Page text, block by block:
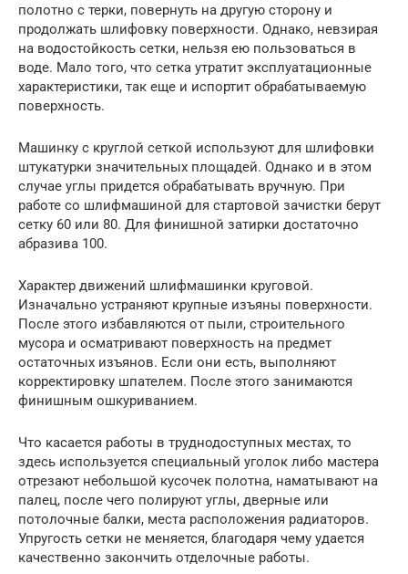
полотно с терки, повернуть на другую сторону и
продолжать шлифовку поверхности. Однако, невзирая
на водостойкость сетки, нельзя ею пользоваться в
воде. Мало того, что сетка утратит эксплуатационные
характеристики, так еще и испортит обрабатываемую
поверхность.
Машинку с круглой сеткой используют для шлифовки
штукатурки значительных площадей. Однако и в этом
случае углы придется обрабатывать вручную. При
работе со шлифмашиной для стартовой зачистки берут
сетку 60 или 80. Для финишной затирки достаточно
абразива 100.
Характер движений шлифмашинки круговой.
Изначально устраняют крупные изъяны поверхности.
После этого избавляются от пыли, строительного
мусора и осматривают поверхность на предмет
остаточных изъянов. Если они есть, выполняют
корректировку шпателем. После этого занимаются
финишным ошкуриванием.
Что касается работы в труднодоступных местах, то
здесь используется специальный уголок либо мастера
отрезают небольшой кусочек полотна, наматывают на
палец, после чего полируют углы, дверные или
потолочные балки, места расположения радиаторов.
Упругость сетки не меняется, благодаря чему удается
качественно закончить отделочные работы.